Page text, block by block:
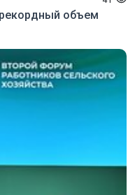
объем